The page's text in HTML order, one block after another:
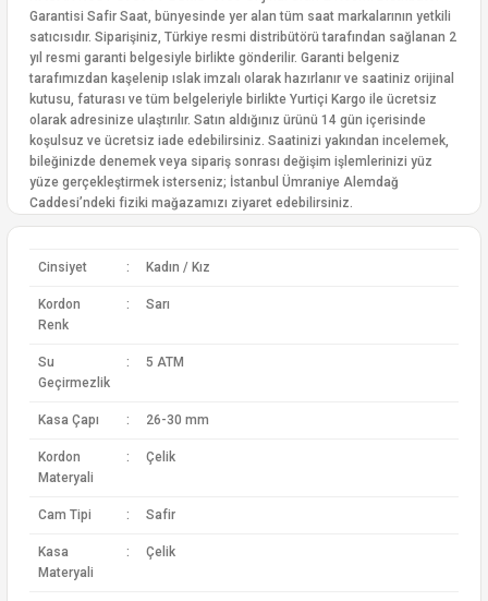
Garantisi Safir Saat, bünyesinde yer alan tüm saat markalarının yetkili
satıcısıdır. Siparişiniz, Türkiye resmi distribütörü tarafından sağlanan 2
yıl resmi garanti belgesiyle birlikte gönderilir. Garanti belgeniz
tarafımızdan kaşelenip ıslak imzalı olarak hazırlanır ve saatiniz orijinal
kutusu, faturası ve tüm belgeleriyle birlikte Yurtiçi Kargo ile ücretsiz
olarak adresinize ulaştırılır. Satın aldığınız ürünü 14 gün içerisinde
koşulsuz ve ücretsiz iade edebilirsiniz. Saatinizi yakından incelemek,
bileğinizde denemek veya sipariş sonrası değişim işlemlerinizi yüz
yüze gerçekleştirmek isterseniz; İstanbul Ümraniye Alemdağ
Caddesi’ndeki fiziki mağazamızı ziyaret edebilirsiniz.
Cinsiyet : Kadın / Kız
Kordon
Renk
: Sarı
Su
Geçirmezlik
: 5 ATM
Kasa Çapı : 26-30 mm
Kordon
Materyali
: Çelik
Cam Tipi : Safir
Kasa
Materyali
: Çelik